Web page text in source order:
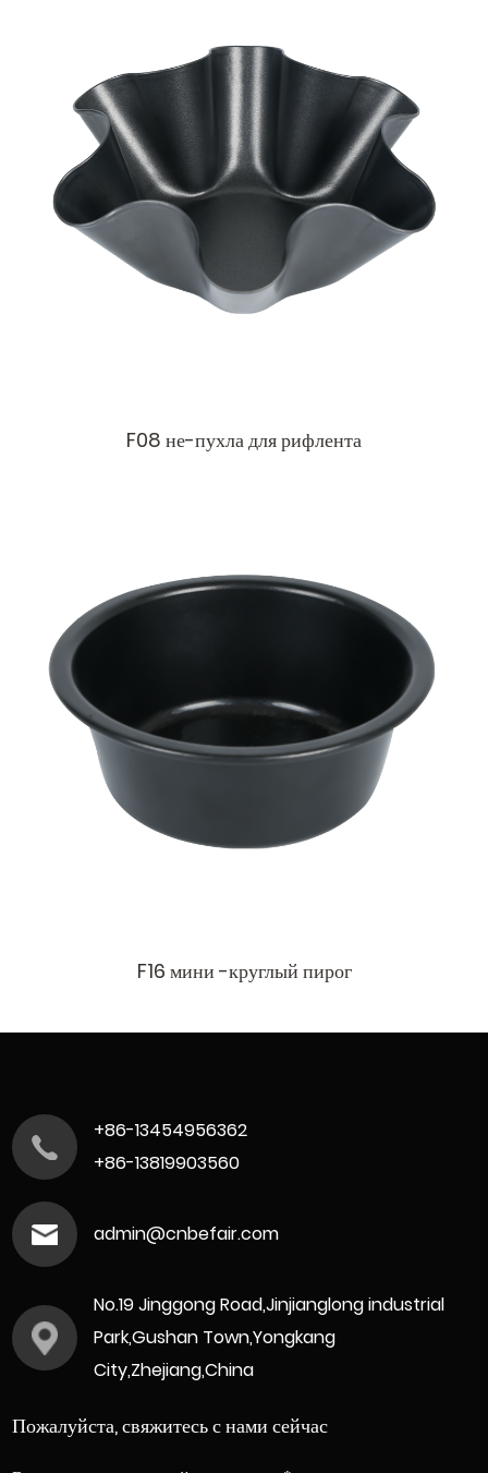
F08 не-пухла для рифлента
F16 мини -круглый пирог
+86-13454956362
+86-13819903560
admin@cnbefair.com
No.19 Jinggong Road,Jinjianglong industrial
Park,Gushan Town,Yongkang
City,Zhejiang,China
Пожалуйста, свяжитесь с нами сейчас